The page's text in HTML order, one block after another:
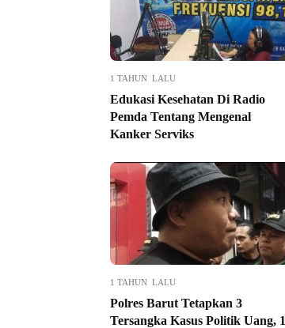
1 TAHUN LALU
Edukasi Kesehatan Di Radio
Pemda Tentang Mengenal
Kanker Serviks
1 TAHUN LALU
Polres Barut Tetapkan 3
Tersangka Kasus Politik Uang, 1